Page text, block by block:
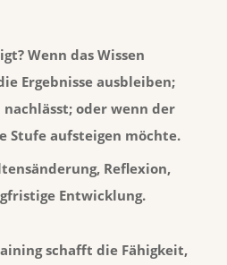
Wenn das Wissen
Ergebnisse ausbleiben;
oder wenn der
Stufe aufsteigen möchte.
Reflexion,
Entwicklung.
schafft die Fähigkeit,